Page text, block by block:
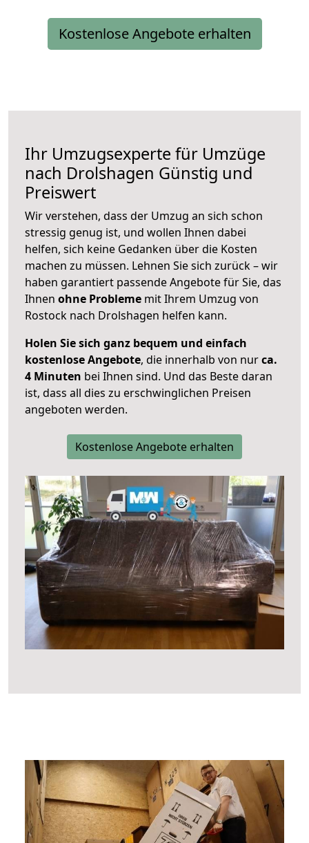
Kostenlose Angebote erhalten
Ihr Umzugsexperte für Umzüge
nach Drolshagen Günstig und
Preiswert
Wir verstehen, dass der Umzug an sich schon
stressig genug ist, und wollen Ihnen dabei
helfen, sich keine Gedanken über die Kosten
machen zu müssen. Lehnen Sie sich zurück – wir
haben garantiert passende Angebote für Sie, das
Ihnen ohne Probleme mit Ihrem Umzug von
Rostock nach Drolshagen helfen kann.
Holen Sie sich ganz bequem und einfach
kostenlose Angebote, die innerhalb von nurca.
4 Minuten bei Ihnen sind. Und das Beste daran
ist, dass all dies zu erschwinglichen Preisen
angeboten werden.
Kostenlose Angebote erhalten